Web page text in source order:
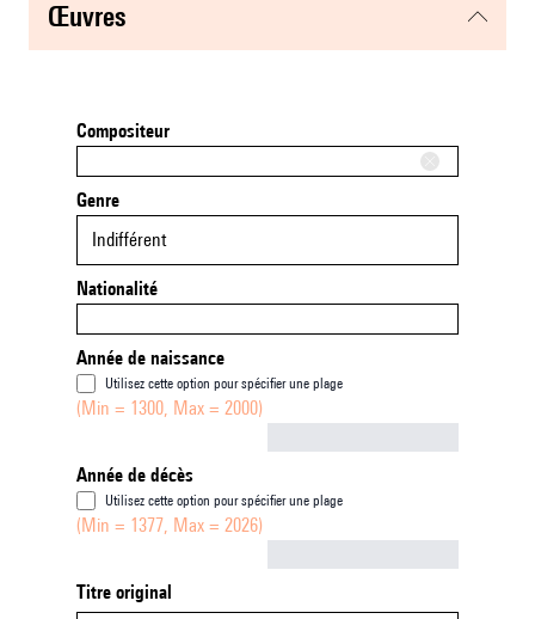
œuvres
Compositeur
Genre
Indifférent
Nationalité
Année de naissance
Utilisez cette option pour spécifier une plage
(Min = 1300, Max = 2000)
Année de décès
Utilisez cette option pour spécifier une plage
(Min = 1377, Max = 2026)
Titre original